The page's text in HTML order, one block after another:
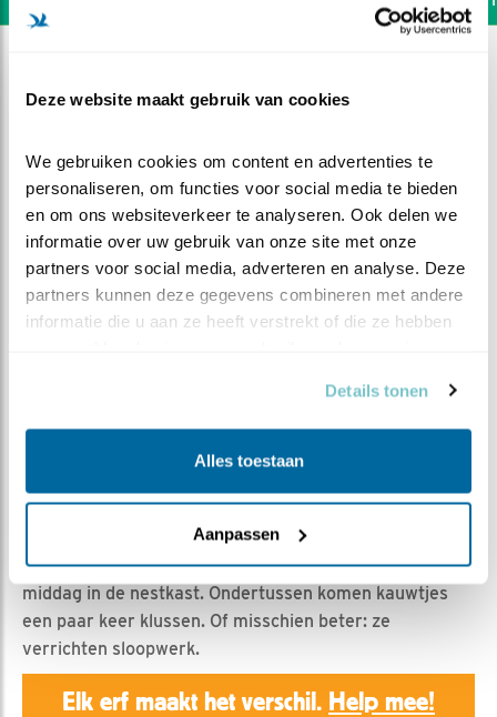
Deze website maakt gebruik van cookies
We gebruiken cookies om content en advertenties te
personaliseren, om functies voor social media te bieden
en om ons websiteverkeer te analyseren. Ook delen we
informatie over uw gebruik van onze site met onze
partners voor social media, adverteren en analyse. Deze
partners kunnen deze gegevens combineren met andere
informatie die u aan ze heeft verstrekt of die ze hebben
Details tonen
Alles toestaan
Aanpassen
Klussende kauwen
Geert | Geplaatst op 24 februari 2019, 23:50 |
Vind
Bewaar dit filmpje|
1215x
Vrouw steenuil zit de hele morgen en het begin van de
middag in de nestkast. Ondertussen komen kauwtjes
een paar keer klussen. Of misschien beter: ze
verrichten sloopwerk.
Elk erf maakt het verschil. Help mee!